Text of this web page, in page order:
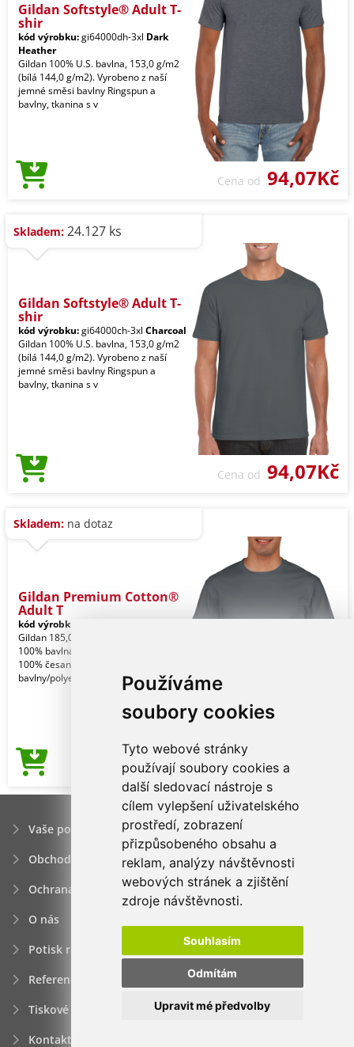
Používáme
soubory cookies
Tyto webové stránky
používají soubory cookies a
další sledovací nástroje s
cílem vylepšení uživatelského
prostředí, zobrazení
přizpůsobeného obsahu a
reklam, analýzy návštěvnosti
webových stránek a zjištění
zdroje návštěvnosti.
Souhlasím
Odmítám
Upravit mé předvolby
Gildan Softstyle® Adult T-
shir
kód výrobku:gi64000dh-3xl Dark
Heather
Gildan 100% U.S. bavlna, 153,0 g/m2
(bílá 144,0 g/m2). Vyrobeno z naší
jemné směsi bavlny Ringspun a
bavlny, tkanina s v
Cena od 94,07Kč
Skladem: 24.127 ks
Gildan Softstyle® Adult T-
shir
kód výrobku:gi64000ch-3xl Charcoal
Gildan 100% U.S. bavlna, 153,0 g/m2
(bílá 144,0 g/m2). Vyrobeno z naší
jemné směsi bavlny Ringspun a
bavlny, tkanina s v
Cena od 94,07Kč
Skladem: na dotaz
Gildan Premium Cotton®
Adult T
kód výrobku:
Gildan 185,0 g/m2 (bílá 180,0 g/m2).
100% bavlna Ringspun. Přechod na
100% česanou bavlnu Ringspun. Směs
bavlny/polyeste
Cena od94,07Kč
Vaše poptávka
Obchodní podmínky
Ochrana osobních údajú
O nás
Potisk reklamních předmětů
Reference
Tiskové zprávy
Kontakt